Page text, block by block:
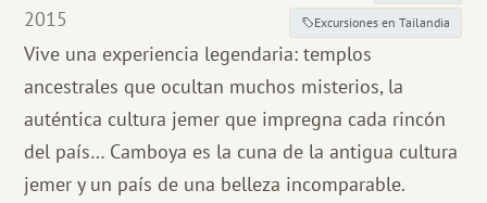
2015
Excursiones en Tailandia
Vive una experiencia legendaria: templos
ancestrales que ocultan muchos misterios, la
auténtica cultura jemer que impregna cada rincón
del país… Camboya es la cuna de la antigua cultura
jemer y un país de una belleza incomparable.